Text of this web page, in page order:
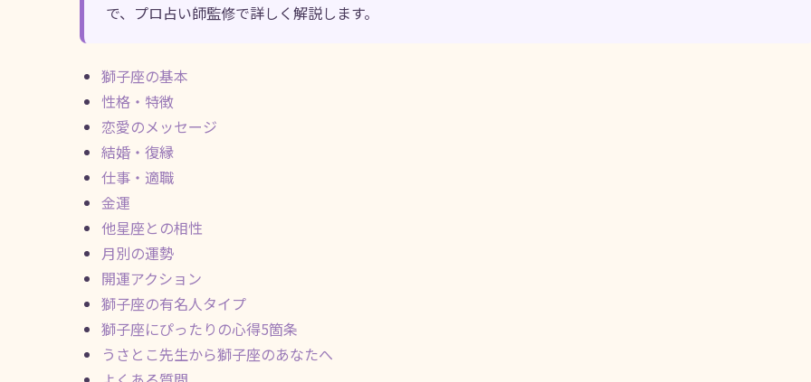
で、プロ占い師監修で詳しく解説します。
獅子座の基本
性格・特徴
恋愛のメッセージ
結婚・復縁
仕事・適職
金運
他星座との相性
月別の運勢
開運アクション
獅子座の有名人タイプ
獅子座にぴったりの心得5箇条
うさとこ先生から獅子座のあなたへ